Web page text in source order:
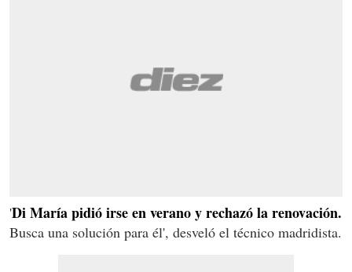
'Di María pidió irse en verano y rechazó la renovación.
Busca una solución para él', desveló el técnico madridista.